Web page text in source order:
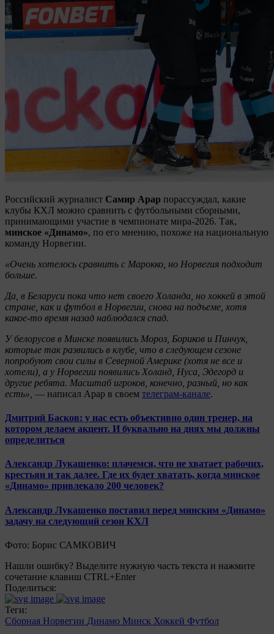
Российский журналист Самир Арар порассуждал, какие
клубы КХЛ можно сравнить с футбольными сборными,
принимающими участие в чемпионате мира-2026. Так,
минское «Динамо», по его мнению, похоже на национальную
команду Норвегии.
«Очень хотелось сравнить с Марокко, но Норвегия подходит
больше.
Да, в Беларуси пока что нет своего Холанда, но хоккей в этой
стране, как и футбол в Норвегии, снова на подъеме, хотя
какое-то время назад наблюдался спад.
У белорусов в Минске появились Мороз, Бориков и Пинчук,
которые так развились в клубе, что в следующем сезоне
попробуют свои силы в Северной Америке (хотя не все и
хотели), а у Норвегии появились Холанд, Нуса, Эдегорд и
другие ребята. Масштаб игроков, конечно, разный, но как
есть», — написал Арар в своем телеграм-канале.
Дмитрий Басков: у нас есть объективно один тренер, на
котором делаем акцент. И буквально на днях мы должны
определиться
Александр Лукашенко: плачемся, что не хватает рабочих,
крестьян и так далее. Где их будет хватать, когда минское
«Динамо» привлекало 200 человек?
Александр Лукашенко поставил перед минским «Динамо»
задачу на следующий сезон КХЛ
Фото: Борис САМКОВИЧ
Нашли ошибку? Выделите нужную часть текста и нажмите
сочетание клавиш CTRL+Enter
Поделиться:
Теги:
Сборная Норвегии Динамо Минск Хоккей Футбол